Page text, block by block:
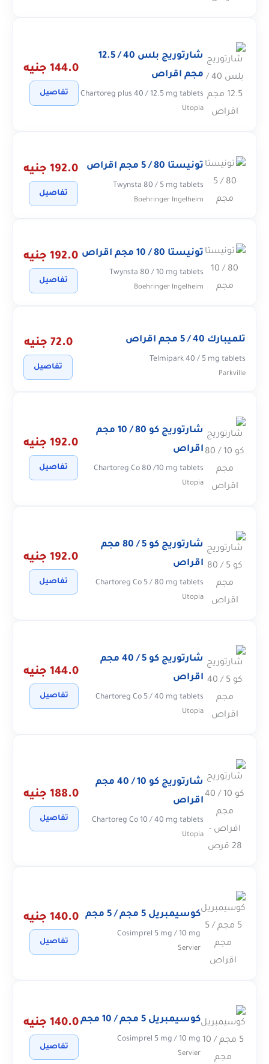
شارتوريج بلس 40 / 12.5
مجم اقراص
Chartoreg plus 40 / 12.5 mg tablets
Utopia
144.0 جنيه
تفاصيل
تونيستا 80 / 5 مجم اقراص
Twynsta 80 / 5 mg tablets
Boehringer Ingelheim
192.0 جنيه
تفاصيل
تونيستا 80 / 10 مجم اقراص
Twynsta 80 / 10 mg tablets
Boehringer Ingelheim
192.0 جنيه
تفاصيل
تلميبارك 40 / 5 مجم اقراص
Telmipark 40 / 5 mg tablets
Parkville
72.0 جنيه
تفاصيل
شارتوريج كو 80 / 10 مجم
اقراص
Chartoreg Co 80 /10 mg tablets
Utopia
192.0 جنيه
تفاصيل
شارتوريج كو 5 / 80 مجم
اقراص
Chartoreg Co 5 / 80 mg tablets
Utopia
192.0 جنيه
تفاصيل
شارتوريج كو 5 / 40 مجم
اقراص
Chartoreg Co 5 / 40 mg tablets
Utopia
144.0 جنيه
تفاصيل
شارتوريج كو 10 / 40 مجم
اقراص
Chartoreg Co 10 / 40 mg tablets
Utopia
188.0 جنيه
تفاصيل
كوسيمبريل 5 مجم / 5 مجم
Cosimprel 5 mg / 10 mg
Servier
140.0 جنيه
تفاصيل
كوسيمبريل 5 مجم / 10 مجم
Cosimprel 5 mg / 10 mg
Servier
140.0 جنيه
تفاصيل